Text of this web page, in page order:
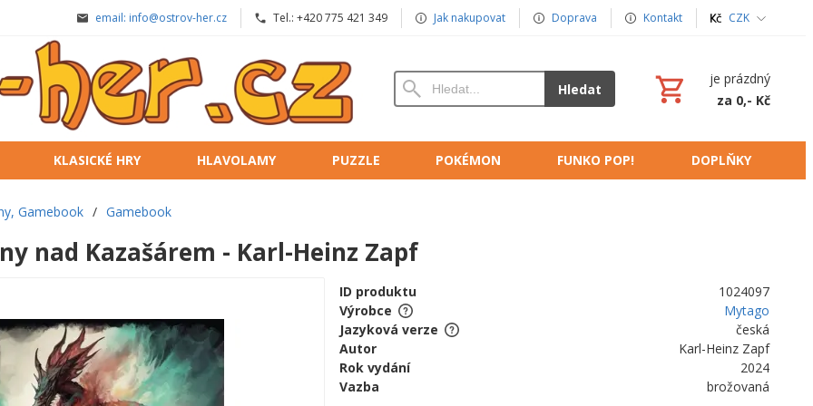
email: info@ostrov-her.cz Tel.: +420 775 421 349 Jak nakupovat Doprava Kontakt CZK
Hledat
je prázdný
za 0,- Kč
KLASICKÉ HRY HLAVOLAMY PUZZLE POKÉMON FUNKO POP! DOPLŇKY
Gamebook / Gamebook
nad Kazašárem - Karl-Heinz Zapf
ID produktu
1024097
Výrobce
Mytago
Jazyková verze
česká
Autor
Karl-Heinz Zapf
Rok vydání
2024
Vazba
brožovaná